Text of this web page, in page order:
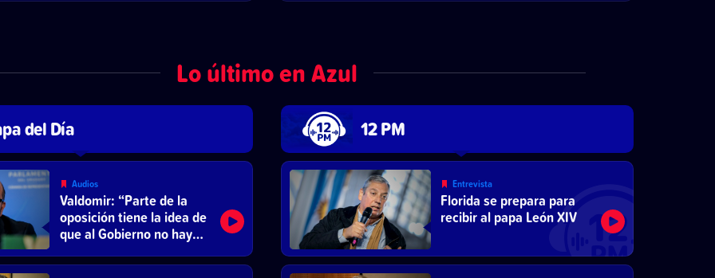
Lo último en Azul
del Día
Audios
Valdomir: “Parte de la
oposición tiene la idea de
que al Gobierno no hay
agua”
12 PM
Entrevista
Florida se prepara para
recibir al papa León XIV